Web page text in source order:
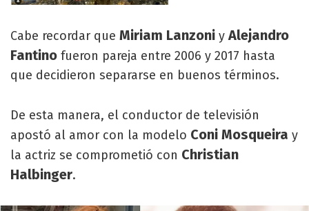
Cabe recordar que Miriam Lanzoni yAlejandro
Fantino fueron pareja entre 2006 y 2017 hasta
que decidieron separarse en buenos términos.
De esta manera, el conductor de televisión
apostó al amor con la modelo Coni Mosqueira y
la actriz se comprometió con Christian
Halbinger.